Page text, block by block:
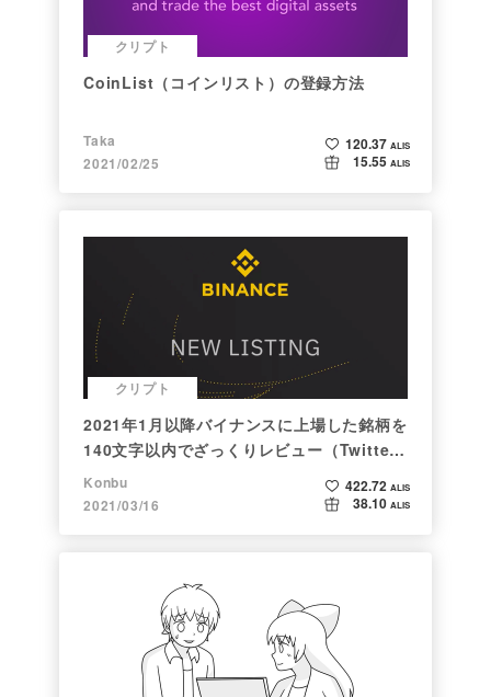
クリプト
CoinList（コインリスト）の登録方法
Taka
2021/02/25
120.37 ALIS
15.55 ALIS
クリプト
2021年1月以降バイナンスに上場した銘柄を
140文字以内でざっくりレビュー（Twitter
向け情報まとめ）
Konbu
2021/03/16
422.72 ALIS
38.10 ALIS